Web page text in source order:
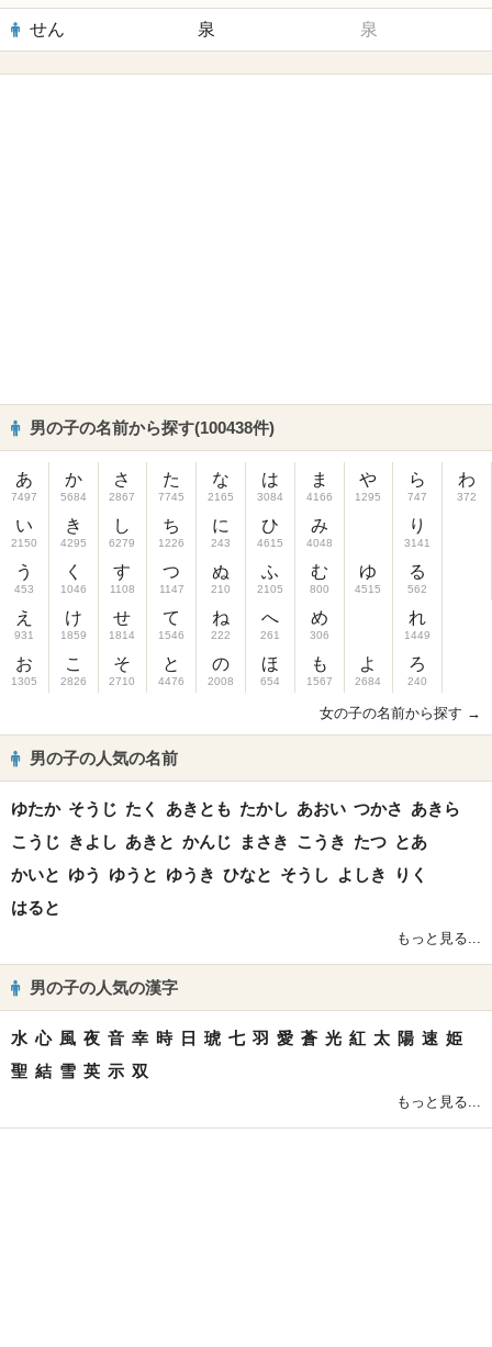
せん 泉 泉
男の子の名前から探す(100438件)
あ
7497
い
2150
う
453
え
931
お
1305
か
5684
き
4295
く
1046
け
1859
こ
2826
さ
2867
し
6279
す
1108
せ
1814
そ
2710
た
7745
ち
1226
つ
1147
て
1546
と
4476
な
2165
に
243
ぬ
210
ね
222
の
2008
は
3084
ひ
4615
ふ
2105
へ
261
ほ
654
ま
4166
み
4048
む
800
め
306
も
1567
や
1295
ゆ
4515
よ
2684
ら
747
り
3141
る
562
れ
1449
ろ
240
わ
372
女の子の名前から探す →
男の子の人気の名前
ゆたか そうじ たく あきとも たかし あおい つかさ あきら
こうじ きよし あきと かんじ まさき こうき たつ とあ
かいと ゆう ゆうと ゆうき ひなと そうし よしき
りく
はると
もっと見る...
男の子の人気の漢字
水 心 風 夜 音 幸 時 日 琥 七 羽 愛 蒼 光 紅 太 陽 速 姫
聖 結 雪 英 示 双
もっと見る...